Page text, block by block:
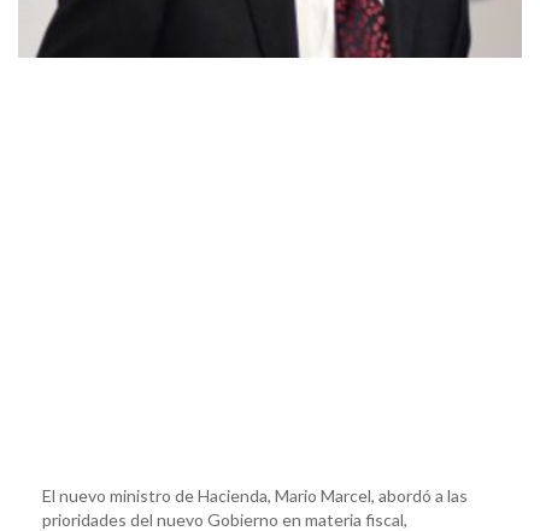
El nuevo ministro de Hacienda, Mario Marcel, abordó a las
prioridades del nuevo Gobierno en materia fiscal,